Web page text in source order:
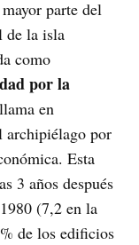
parte del
de la isla
como
por la
en
archipiélago por
Esta
3 años después
(7,2 en la
de los edificios